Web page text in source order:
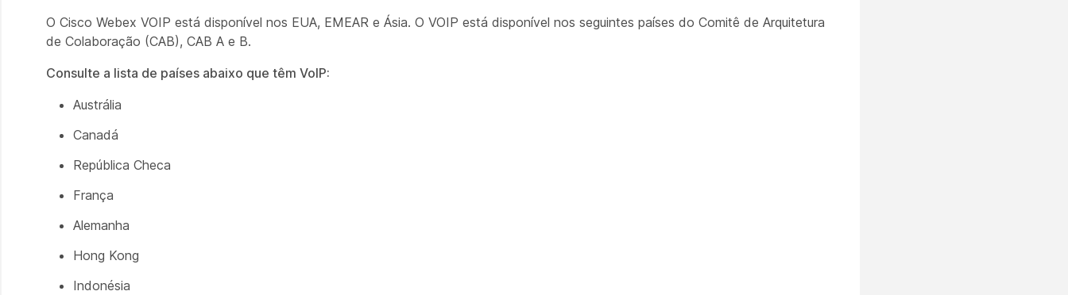
O Cisco Webex VOIP está disponível nos EUA, EMEAR e Ásia. O VOIP está disponível nos seguintes países do Comitê de Arquitetura
de Colaboração (CAB), CAB A e B.
Consulte a lista de países abaixo que têm VoIP:
Austrália
Canadá
República Checa
França
Alemanha
Hong Kong
Indonésia